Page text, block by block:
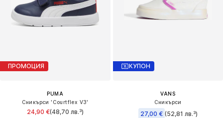
ПРОМОЦИЯ
PUMA
Сникърси 'Courtflex V3'
24,90 €(48,70 лв.³)
КУПОН
VANS
Сникърси
27,00 € (52,81 лв.³)